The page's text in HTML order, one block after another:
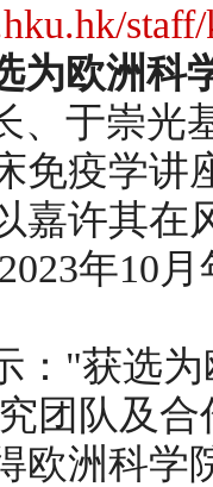
为欧洲科
、于崇光
免疫学讲
嘉许其在
年10
："获选
团队及
欧洲科学